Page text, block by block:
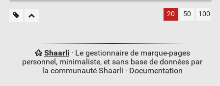
20 50 100
Shaarli· Le gestionnaire de marque-pages
personnel, minimaliste, et sans base de données par
la communauté Shaarli · Documentation